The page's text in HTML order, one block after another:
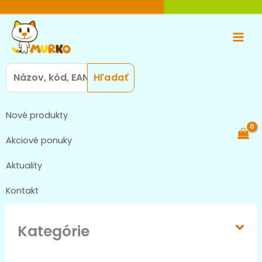
obsah
Main
Search
for:
Nové produkty
Akciové ponuky
Aktuality
Kontakt
Kategórie